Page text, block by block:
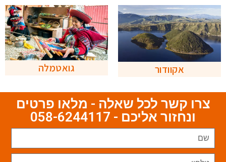
אקוודור גואטמלה
צרו קשר לכל שאלה - מלאו פרטים
ונחזור אליכם - 058-6244117